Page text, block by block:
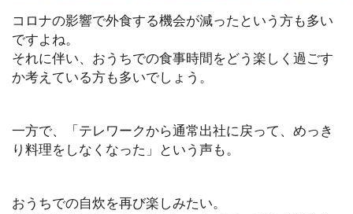
コロナの影響で外食する機会が減ったという方も多い
ですよね。
それに伴い、おうちでの食事時間をどう楽しく過ごす
か考えている方も多いでしょう。
一方で、「テレワークから通常出社に戻って、めっき
り料理をしなくなった」という声も。
おうちでの自炊を再び楽しみたい。